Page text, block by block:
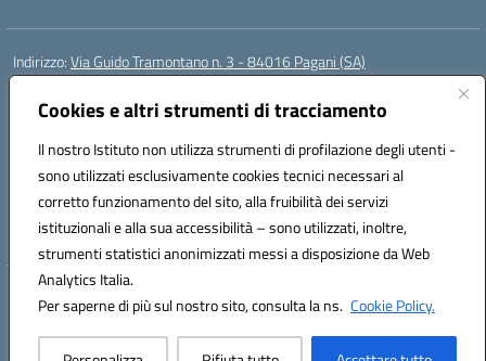
Cookies e altri strumenti di tracciamento
Il nostro Istituto non utilizza strumenti di profilazione degli utenti -
sono utilizzati esclusivamente cookies tecnici necessari al
corretto funzionamento del sito, alla fruibilità dei servizi
istituzionali e alla sua accessibilità – sono utilizzati, inoltre,
strumenti statistici anonimizzati messi a disposizione da Web
Analytics Italia.
Per saperne di più sul nostro sito, consulta la ns. Cookie Policy.
Indirizzo:Via Guido Tramontano n. 3 - 84016 Pagani (SA)
Centralino:
Posta elettronica certificata (PEC):saps08000t@pec.istruzione.it
Codice fiscale: 80022400651
Codice meccanografico:SAPS08000T
Codice Indice delle Pubbliche Amministrazioni (IPA): istsc_saps08000t
Codice unico di fatturazione (CUF): UFC29W
Hosting & Powered by 3D Solution S.r.l.
Concept & Design by Designers Italia